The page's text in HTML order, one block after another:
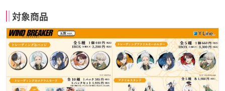
対象商品